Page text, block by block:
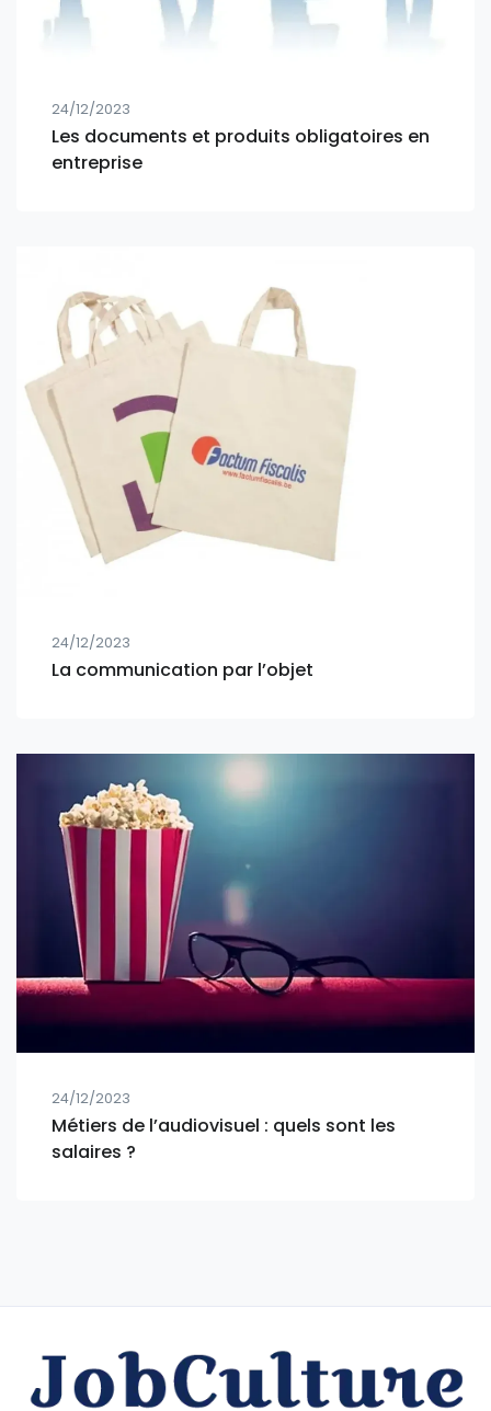
24/12/2023
Les documents et produits obligatoires en
entreprise
24/12/2023
La communication par l’objet
24/12/2023
Métiers de l’audiovisuel : quels sont les
salaires ?